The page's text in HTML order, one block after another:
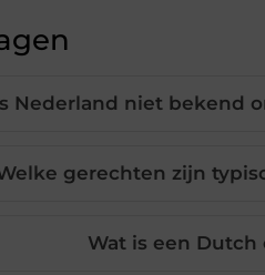
Nederland niet bekend
gerechten zijn
Wat is een Dutch